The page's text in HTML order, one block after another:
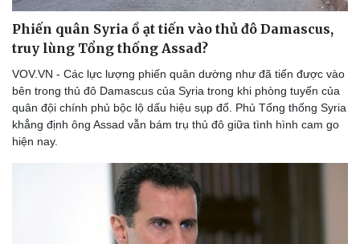
Phiến quân Syria ồ ạt tiến vào thủ đô Damascus,
truy lùng Tổng thống Assad?
VOV.VN - Các lực lượng phiến quân dường như đã tiến được vào
bên trong thủ đô Damascus của Syria trong khi phòng tuyến của
quân đội chính phủ bộc lộ dấu hiệu sụp đổ. Phủ Tổng thống Syria
khẳng định ông Assad vẫn bám trụ thủ đô giữa tình hình cam go
hiện nay.